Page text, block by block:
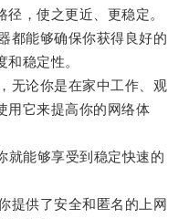
，使之更近、更稳定。
能够确保你获得良好的
稳定性。
论你是在家中工作、观
用它来提高你的网络体
能够享受到稳定快速的
供了安全和匿名的上网